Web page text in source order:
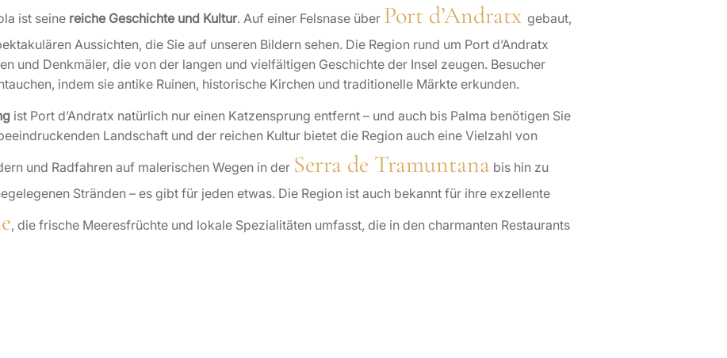
ist seine reiche Geschichte und Kultur. Auf einer Felsnase über Port d’Andratx gebaut,
Aussichten, die Sie auf unseren Bildern sehen. Die Region rund um Port d’Andratx
und Denkmäler, die von der langen und vielfältigen Geschichte der Insel zeugen. Besucher
indem sie antike Ruinen, historische Kirchen und traditionelle Märkte erkunden.
ist Port d’Andratx natürlich nur einen Katzensprung entfernt – und auch bis Palma benötigen Sie
Landschaft und der reichen Kultur bietet die Region auch eine Vielzahl von
und Radfahren auf malerischen Wegen in der Serra de Tramuntana bis hin zu
Stränden – es gibt für jeden etwas. Die Region ist auch bekannt für ihre exzellente
, die frische Meeresfrüchte und lokale Spezialitäten umfasst, die in den charmanten Restaurants